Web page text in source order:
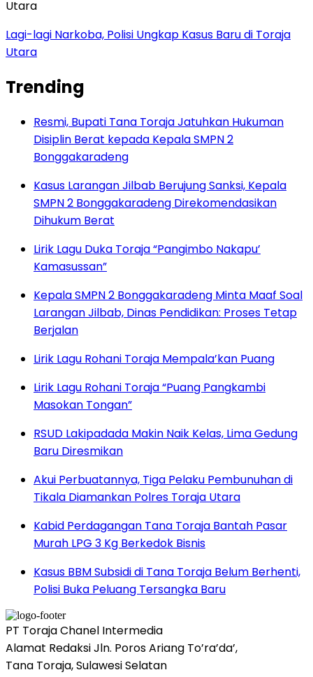
Lagi-lagi Narkoba, Polisi Ungkap Kasus Baru di Toraja
Utara
Trending
Resmi, Bupati Tana Toraja Jatuhkan Hukuman
Disiplin Berat kepada Kepala SMPN 2
Bonggakaradeng
Kasus Larangan Jilbab Berujung Sanksi, Kepala
SMPN 2 Bonggakaradeng Direkomendasikan
Dihukum Berat
Lirik Lagu Duka Toraja “Pangimbo Nakapu’
Kamasussan”
Kepala SMPN 2 Bonggakaradeng Minta Maaf Soal
Larangan Jilbab, Dinas Pendidikan: Proses Tetap
Berjalan
Lirik Lagu Rohani Toraja Mempala’kan Puang
Lirik Lagu Rohani Toraja “Puang Pangkambi
Masokan Tongan”
RSUD Lakipadada Makin Naik Kelas, Lima Gedung
Baru Diresmikan
Akui Perbuatannya, Tiga Pelaku Pembunuhan di
Tikala Diamankan Polres Toraja Utara
Kabid Perdagangan Tana Toraja Bantah Pasar
Murah LPG 3 Kg Berkedok Bisnis
Kasus BBM Subsidi di Tana Toraja Belum Berhenti,
Polisi Buka Peluang Tersangka Baru
PT Toraja Chanel Intermedia
Alamat Redaksi Jln. Poros Ariang To’ra’da’,
Tana Toraja, Sulawesi Selatan